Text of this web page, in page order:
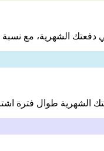
دفعتك الشهرية، مع
الشهرية طوال فترة